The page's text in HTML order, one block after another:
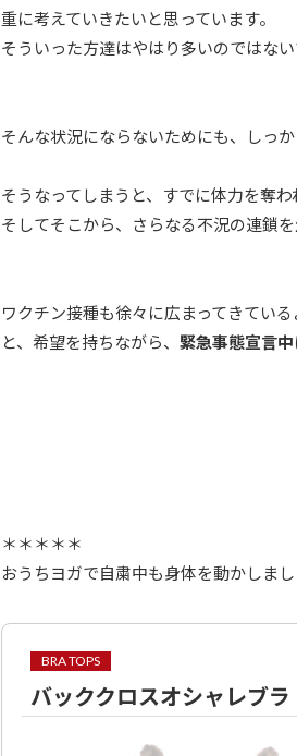
重に考えていきたいと思っています。
そういった方達はやはり多いのではな
そんな状況にならないためにも、しっ
そうなってしまうと、すでに体力を奪
そしてそこから、さらなる不況の連鎖
ワクチン接種も徐々に広まってきてい
と、希望を持ちながら、 緊急事態宣言中
＊＊＊＊＊
おうちヨガで自粛中も身体を動かしま
BRA TOPS
バッククロスオシャレブ